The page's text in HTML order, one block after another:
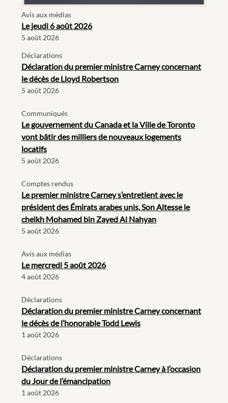
Avis aux médias
Le jeudi 6 août 2026
5 août 2026
Déclarations
Déclaration du premier ministre Carney concernant
le décès de Lloyd Robertson
5 août 2026
Communiqués
Le gouvernement du Canada et la Ville de Toronto
vont bâtir des milliers de nouveaux logements
locatifs
5 août 2026
Comptes rendus
Le premier ministre Carney s’entretient avec le
président des Émirats arabes unis, Son Altesse le
cheikh Mohamed bin Zayed Al Nahyan
5 août 2026
Avis aux médias
Le mercredi 5 août 2026
4 août 2026
Déclarations
Déclaration du premier ministre Carney concernant
le décès de l’honorable Todd Lewis
1 août 2026
Déclarations
Déclaration du premier ministre Carney à l’occasion
du Jour de l’émancipation
1 août 2026